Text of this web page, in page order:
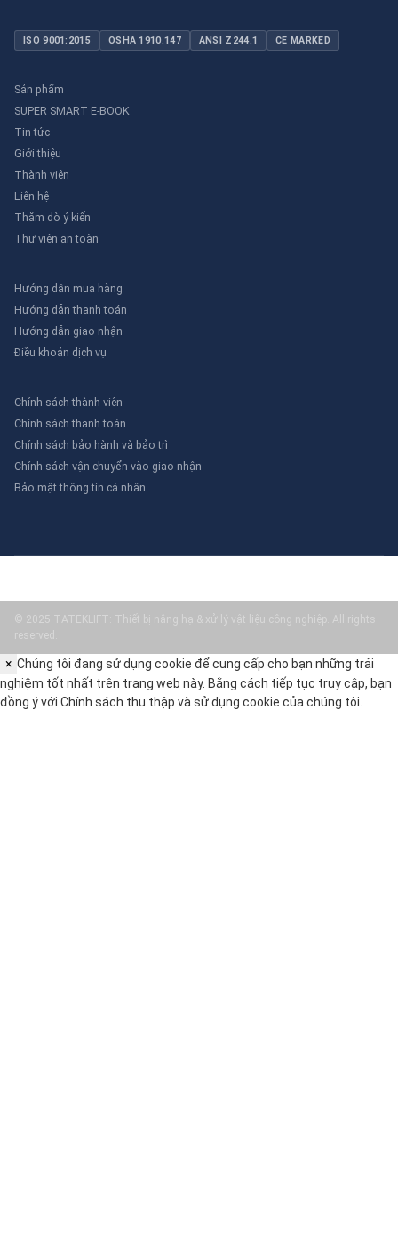
ISO 9001:2015 OSHA 1910.147 ANSI Z244.1 CE MARKED
Sản phẩm
SUPER SMART E-BOOK
Tin tức
Giới thiệu
Thành viên
Liên hệ
Thăm dò ý kiến
Thư viên an toàn
Hướng dẫn mua hàng
Hướng dẫn thanh toán
Hướng dẫn giao nhận
Điều khoản dịch vụ
Chính sách thành viên
Chính sách thanh toán
Chính sách bảo hành và bảo trì
Chính sách vận chuyển vào giao nhận
Bảo mật thông tin cá nhân
© 2025 TATEKLIFT: Thiết bị nâng hạ & xử lý vật liệu công nghiệp. All rights
reserved.
× Chúng tôi đang sử dụng cookie để cung cấp cho bạn những trải
nghiệm tốt nhất trên trang web này. Bằng cách tiếp tục truy cập, bạn
đồng ý với Chính sách thu thập và sử dụng cookie của chúng tôi.